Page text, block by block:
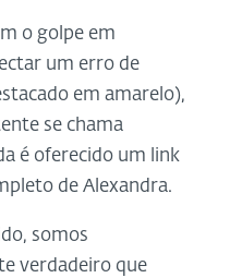
o golpe em
um erro de
em amarelo),
se chama
é oferecido um link
de Alexandra.
somos
verdadeiro que